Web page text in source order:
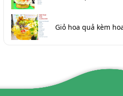
Giỏ hoa quả kèm